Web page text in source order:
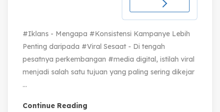
#Iklans - Mengapa #Konsistensi Kampanye Lebih
Penting daripada #Viral Sesaat - Di tengah
pesatnya perkembangan #media digital, istilah viral
menjadi salah satu tujuan yang paling sering dikejar
...
Continue Reading